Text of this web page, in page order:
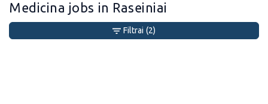
Medicina jobs in Raseiniai
Filtrai (2)